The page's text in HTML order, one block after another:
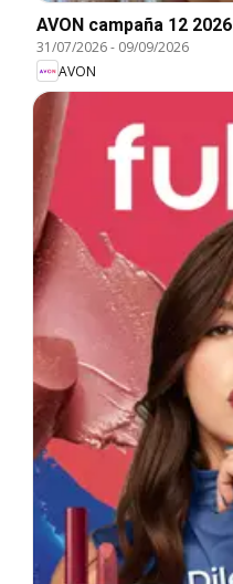
AVON campaña 12 2026
31/07/2026- 09/09/2026
AVON